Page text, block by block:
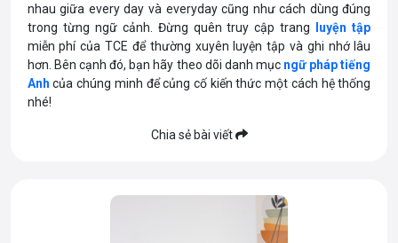
nhau giữa every day và everyday cũng như cách dùng đúng
trong từng ngữ cảnh. Đừng quên truy cập trang
luyện tập
miễn phí của TCE để thường xuyên luyện tập và ghi nhớ lâu
hơn. Bên cạnh đó, bạn hãy theo dõi danh mục ngữ pháp tiếng
Anh của chúng minh để củng cố kiến thức một cách hệ thống
nhé!
Chia sẻ bài viết